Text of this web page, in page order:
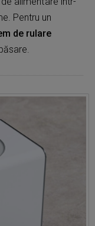
Pentru un
de rulare